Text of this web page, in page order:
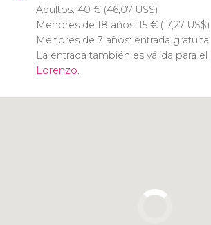
Adultos: 40 €(46,07 US$)
Menores de 18 años: 15 €(17,27 US$)
Menores de 7 años: entrada gratuita.
La entrada también es válida para el
Lorenzo.